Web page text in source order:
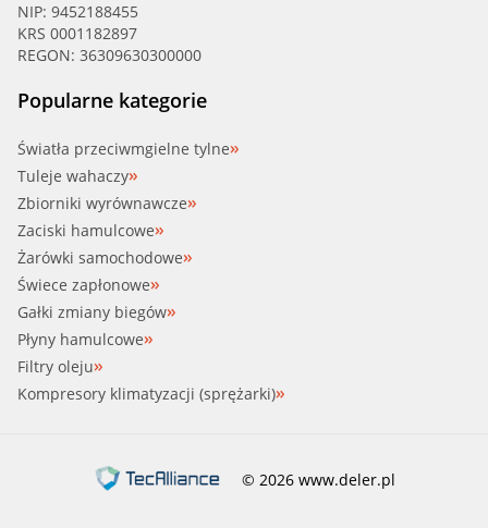
NIP: 9452188455
KRS 0001182897
REGON: 36309630300000
Popularne kategorie
Światła przeciwmgielne tylne
Tuleje wahaczy
Zbiorniki wyrównawcze
Zaciski hamulcowe
Żarówki samochodowe
Świece zapłonowe
Gałki zmiany biegów
Płyny hamulcowe
Filtry oleju
Kompresory klimatyzacji (sprężarki)
© 2026 www.deler.pl